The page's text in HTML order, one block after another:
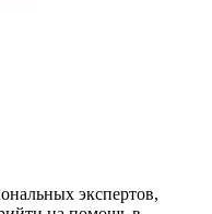
экспертов,